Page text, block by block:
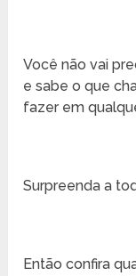
Você não vai
e sabe o que
fazer em
Surpreenda a
Então confira